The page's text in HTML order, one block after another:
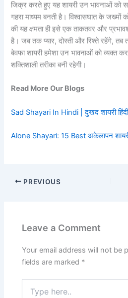
जिक्र करते हुए यह शायरी उन भावनाओं
गहरा माध्यम बनती है। विश्वासघात के
की यह क्षमता ही इसे एक ताकतवर और
है। जब तक प्यार, दोस्ती और रिश्ते रहेंगे, तब
बेवफा शायरी हमेशा उन भावनाओं को व्यक्त
शक्तिशाली तरीका बनी रहेगी।
Read More Our Blogs
Sad Shayari In Hindi | दुखद शायरी
Alone Shayari: 15 Best अकेलापन
PREVIOUS
Leave a Comment
Your email address will not be
fields are marked *
here..